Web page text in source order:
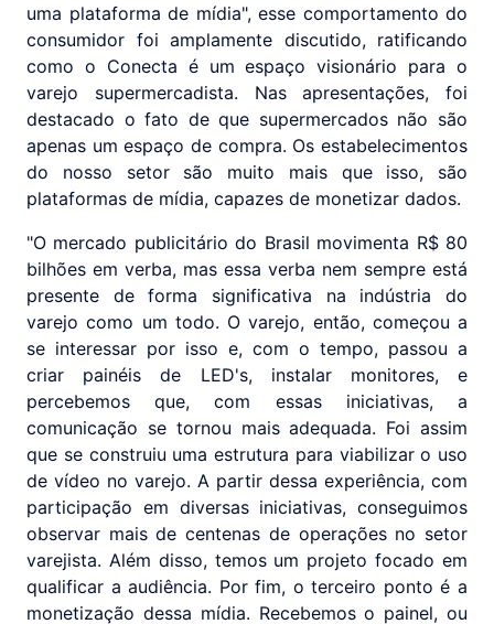
uma plataforma de mídia", esse comportamento do
consumidor foi amplamente discutido, ratificando
como o Conecta é um espaço visionário para o
varejo supermercadista. Nas apresentações, foi
destacado o fato de que supermercados não são
apenas um espaço de compra. Os estabelecimentos
do nosso setor são muito mais que isso, são
plataformas de mídia, capazes de monetizar dados.
"O mercado publicitário do Brasil movimenta R$ 80
bilhões em verba, mas essa verba nem sempre está
presente de forma significativa na indústria do
varejo como um todo. O varejo, então, começou a
se interessar por isso e, com o tempo, passou a
criar painéis de LED's, instalar monitores, e
percebemos que, com essas iniciativas, a
comunicação se tornou mais adequada. Foi assim
que se construiu uma estrutura para viabilizar o uso
de vídeo no varejo. A partir dessa experiência, com
participação em diversas iniciativas, conseguimos
observar mais de centenas de operações no setor
varejista. Além disso, temos um projeto focado em
qualificar a audiência. Por fim, o terceiro ponto é a
monetização dessa mídia. Recebemos o painel, ou